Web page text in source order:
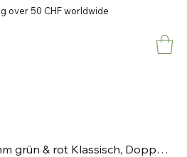
over 50 CHF worldwide
Wasserabzieher 700mm grün & rot Klassisch, Doppelblatt, PP Austauschkassette